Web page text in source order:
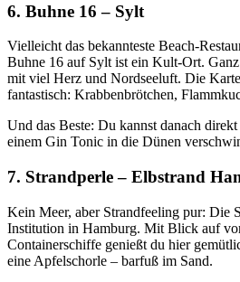
6. Buhne 16 – Sylt
Vielleicht das bekannteste Beach-
Buhne 16 auf Sylt ist ein Kult-Ort.
mit viel Herz und Nordseeluft. Die
fantastisch: Krabbenbrötchen,
Und das Beste: Du kannst danach
einem Gin Tonic in die Dünen
7. Strandperle – Elbstrand
Kein Meer, aber Strandfeeling pur: Die
Institution in Hamburg. Mit Blick auf
Containerschiffe genießt du hier
eine Apfelschorle – barfuß im Sand.